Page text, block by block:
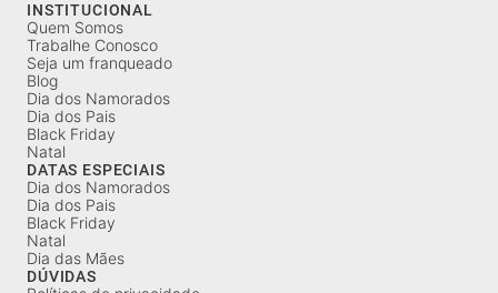
INSTITUCIONAL
Quem Somos
Trabalhe Conosco
Seja um franqueado
Blog
Dia dos Namorados
Dia dos Pais
Black Friday
Natal
DATAS ESPECIAIS
Dia dos Namorados
Dia dos Pais
Black Friday
Natal
Dia das Mães
DÚVIDAS